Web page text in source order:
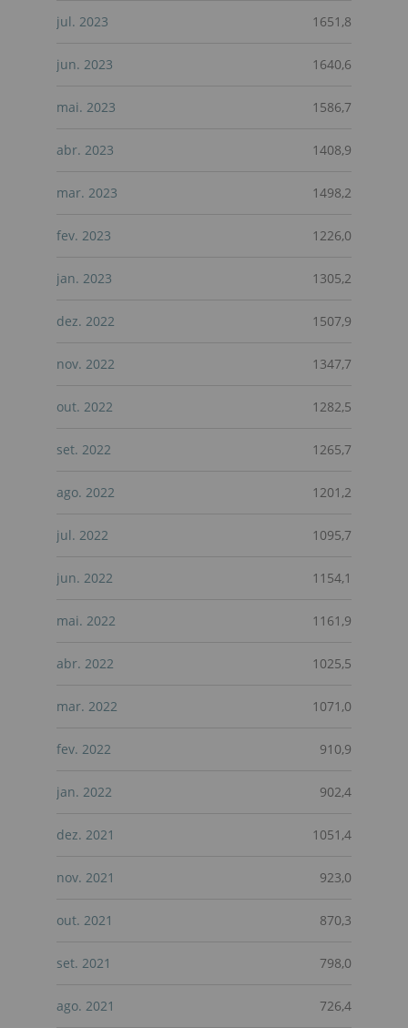
jul. 2023 1651,8
jun. 2023 1640,6
mai. 2023 1586,7
abr. 2023 1408,9
mar. 2023 1498,2
fev. 2023 1226,0
jan. 2023 1305,2
dez. 2022 1507,9
nov. 2022 1347,7
out. 2022 1282,5
set. 2022 1265,7
ago. 2022 1201,2
jul. 2022 1095,7
jun. 2022 1154,1
mai. 2022 1161,9
abr. 2022 1025,5
mar. 2022 1071,0
fev. 2022 910,9
jan. 2022 902,4
dez. 2021 1051,4
nov. 2021 923,0
out. 2021 870,3
set. 2021 798,0
ago. 2021 726,4